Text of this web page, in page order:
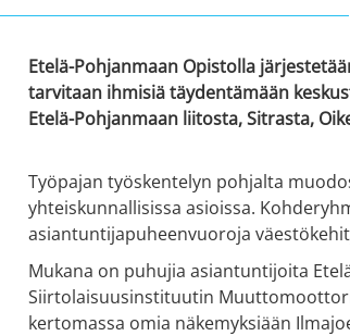
Etelä-Pohjanmaan Opistolla
tarvitaan ihmisiä täydentämään
Etelä-Pohjanmaan liitosta, Sitrasta,
Työpajan työskentelyn pohjalta
yhteiskunnallisissa asioissa.
asiantuntijapuheenvuoroja
Mukana on puhujia asiantuntijoita
Siirtolaisuusinstituutin
kertomassa omia näkemyksiään